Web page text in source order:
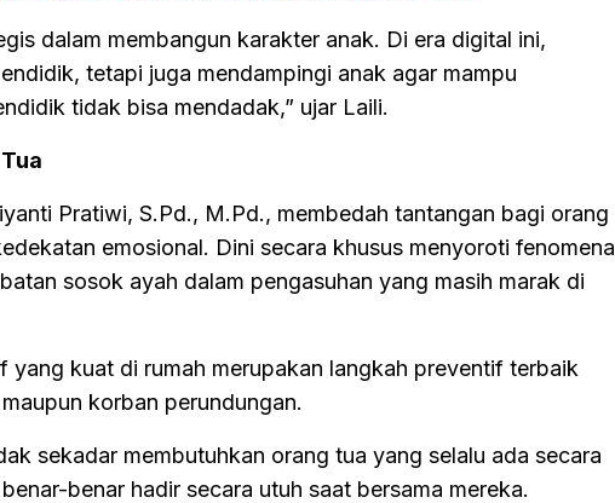
dalam membangun karakter anak. Di era digital ini,
tetapi juga mendampingi anak agar mampu
tidak bisa mendadak,” ujar Laili.
Pratiwi, S.Pd., M.Pd., membedah tantangan bagi orang
emosional. Dini secara khusus menyoroti fenomena
sosok ayah dalam pengasuhan yang masih marak di
yang kuat di rumah merupakan langkah preventif terbaik
korban perundungan.
sekadar membutuhkan orang tua yang selalu ada secara
benar hadir secara utuh saat bersama mereka.